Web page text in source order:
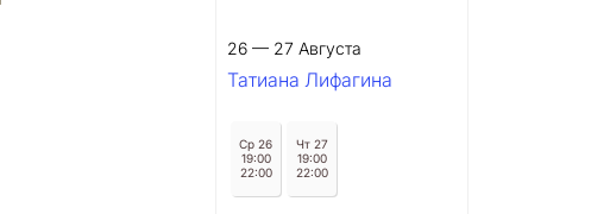
26 — 27 Августа
Татиана Лифагина
Ср 26
19:00
22:00
Чт 27
19:00
22:00